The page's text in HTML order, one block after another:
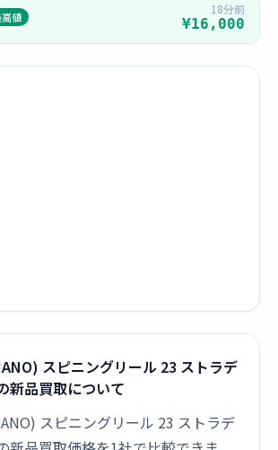
値
18分前
¥16,000
スピニングリール 23 ストラデ
新品買取について
スピニングリール 23 ストラデ